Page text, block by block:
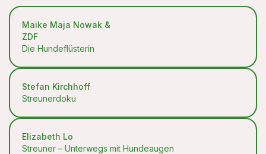
Maike Maja Nowak &
ZDF
Die Hundeflüsterin
Stefan Kirchhoff
Streunerdoku
Elizabeth Lo
Streuner – Unterwegs mit Hundeaugen